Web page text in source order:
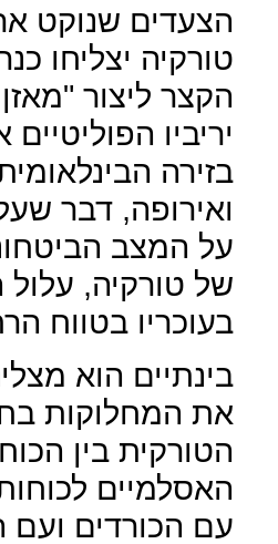
הצעדים שנוקט
טורקיה יצליחו
הקצר ליצור
יריביו
בזירה
ואירופה, דבר
על המצב
של טורקיה, עלול
בעוכריו בטווח
בינתיים הוא
את המחלוקות
הטורקית בין
האסלמיים
עם הכורדים ועם